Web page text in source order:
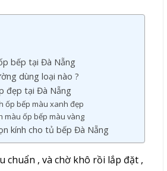
bếp tại Đà Nẵng
dùng loại nào ?
đẹp tại Đà Nẵng
ốp bếp màu xanh đẹp
màu ốp bếp màu vàng
kính cho tủ bếp Đà Nẵng
chuẩn , và chờ khô rồi lắp đặt ,